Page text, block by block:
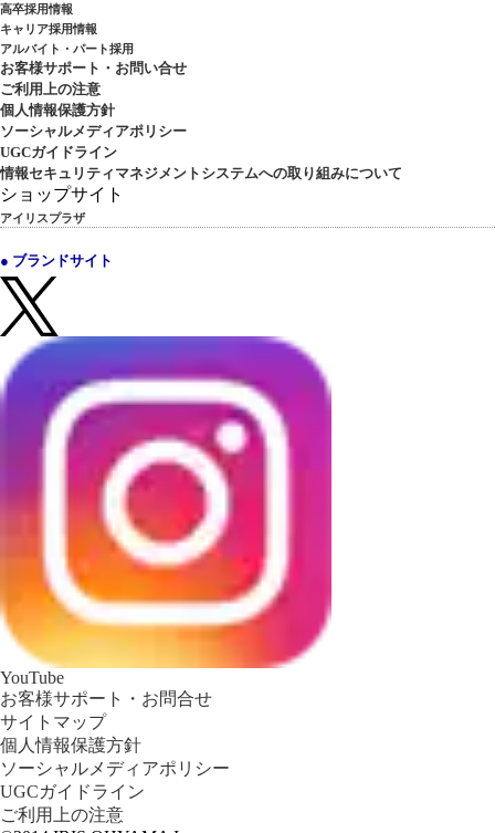
高卒採用情報
キャリア採用情報
アルバイト・パート採用
お客様サポート・お問い合せ
ご利用上の注意
個人情報保護方針
ソーシャルメディアポリシー
UGCガイドライン
情報セキュリティマネジメントシステムへの取り組みについて
ショップサイト
アイリスプラザ
● ブランドサイト
YouTube
お客様サポート・お問合せ
サイトマップ
個人情報保護方針
ソーシャルメディアポリシー
UGCガイドライン
ご利用上の注意